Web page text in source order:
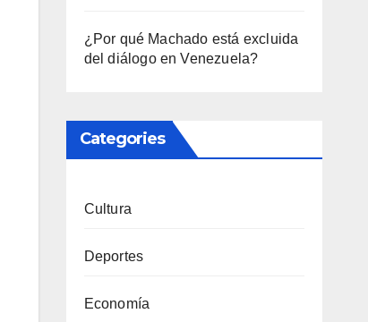
¿Por qué Machado está excluida
del diálogo en Venezuela?
Categories
Cultura
Deportes
Economía